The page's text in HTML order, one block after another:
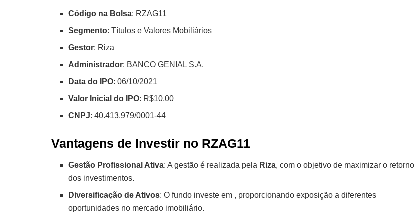
Código na Bolsa: RZAG11
Segmento: Títulos e Valores Mobiliários
Gestor: Riza
Administrador: BANCO GENIAL S.A.
Data do IPO: 06/10/2021
Valor Inicial do IPO: R$10,00
CNPJ: 40.413.979/0001-44
Vantagens de Investir no RZAG11
Gestão Profissional Ativa: A gestão é realizada pela Riza, com o objetivo de maximizar o retorno
dos investimentos.
Diversificação de Ativos: O fundo investe em , proporcionando exposição a diferentes
oportunidades no mercado imobiliário.